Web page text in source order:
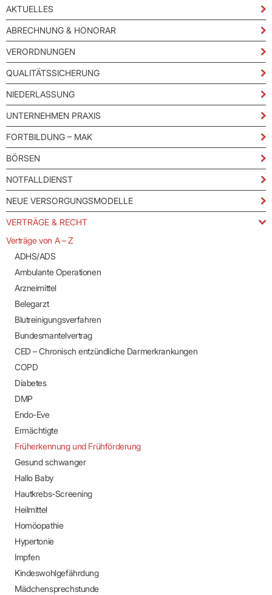
AKTUELLES
ABRECHNUNG & HONORAR
VERORDNUNGEN
QUALITÄTSSICHERUNG
NIEDERLASSUNG
UNTERNEHMEN PRAXIS
FORTBILDUNG – MAK
BÖRSEN
NOTFALLDIENST
NEUE VERSORGUNGSMODELLE
VERTRÄGE & RECHT
Verträge von A – Z
ADHS/ADS
Ambulante Operationen
Arzneimittel
Belegarzt
Blutreinigungsverfahren
Bundesmantelvertrag
CED – Chronisch entzündliche Darmerkrankungen
COPD
Diabetes
DMP
Endo-Eve
Ermächtigte
Früherkennung und Frühförderung
Gesund schwanger
Hallo Baby
Hautkrebs-Screening
Heilmittel
Homöopathie
Hypertonie
Impfen
Kindeswohlgefährdung
Mädchensprechstunde
nutzen
vertraulichen
Kommunikationskanal
schützenswerte Daten
an die KVBW übermitteln
Wichtig:
übermittelt werden (funktioniert nicht aus dem freien Internet).